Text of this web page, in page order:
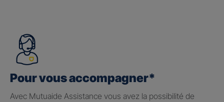
Pour vous accompagner*
Avec Mutuaide Assistance vous avez la possibilité de